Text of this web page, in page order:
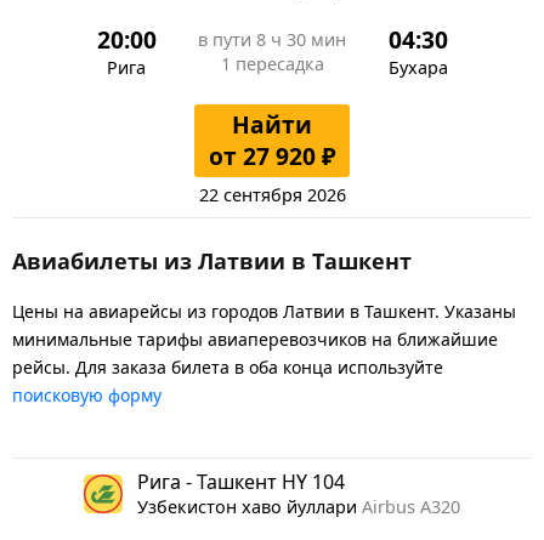
20:00
Рига
в пути 8 ч 30 мин
1 пересадка
04:30
Бухара
Найти
от 27 920 ₽
22 сентября 2026
Авиабилеты из Латвии в Ташкент
Цены на авиарейсы из городов Латвии в Ташкент. Указаны
минимальные тарифы авиаперевозчиков на ближайшие
рейсы. Для заказа билета в оба конца используйте
поисковую форму
Рига - Ташкент HY 104
Узбекистон хаво йуллари Airbus A320